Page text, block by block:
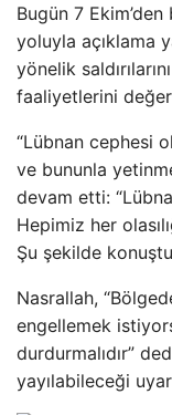
Bugün 7
yoluyla açıklama
yönelik
faaliyetlerini
“Lübnan cephesi
ve bununla
devam etti:
Hepimiz her
Şu şekilde
Nasrallah,
engellemek
durdurmalıdır”
yayılabileceği